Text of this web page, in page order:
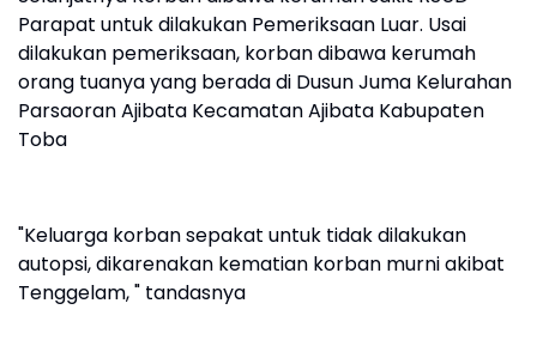
Parapat untuk dilakukan Pemeriksaan Luar. Usai
dilakukan pemeriksaan, korban dibawa kerumah
orang tuanya yang berada di Dusun Juma Kelurahan
Parsaoran Ajibata Kecamatan Ajibata Kabupaten
Toba
"Keluarga korban sepakat untuk tidak dilakukan
autopsi, dikarenakan kematian korban murni akibat
Tenggelam, " tandasnya